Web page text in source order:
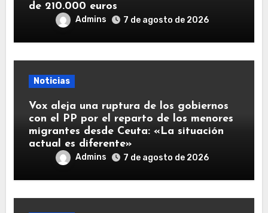
de 210.000 euros
Admins 7 de agosto de 2026
Noticias
Vox aleja una ruptura de los gobiernos
con el PP por el reparto de los menores
migrantes desde Ceuta: «La situación
actual es diferente»
Admins 7 de agosto de 2026